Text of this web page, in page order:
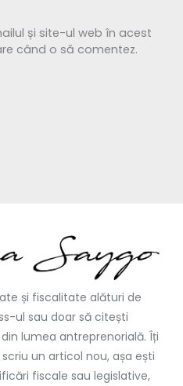
și site-ul web în acest
când o să comentez.
și fiscalitate alături de
ul sau doar să citești
lumea antreprenorială. Îți
un articol nou, așa ești
fiscale sau legislative,